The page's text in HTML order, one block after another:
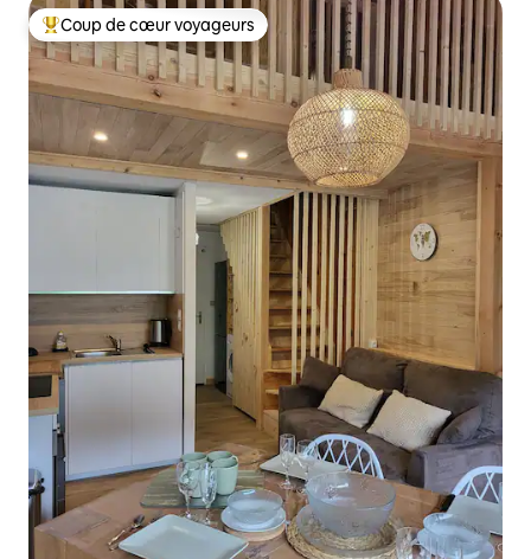
Coups de cœur voyageurs les plus appréciés
Coup de cœur voyageurs